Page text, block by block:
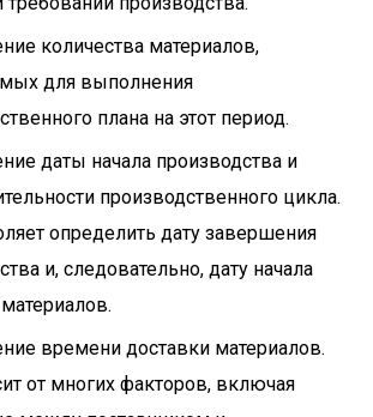
количества материалов,
для выполнения
плана на этот период.
даты начала производства и
производственного цикла.
определить дату завершения
и, следовательно, дату начала
времени доставки материалов.
от многих факторов, включая